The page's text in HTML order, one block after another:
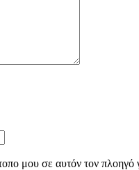
μου σε αυτόν τον